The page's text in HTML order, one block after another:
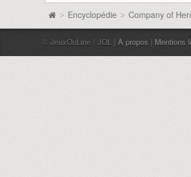
> Encyclopédie > Company of
© JeuxOnLine / JOL | À propos | Mentions